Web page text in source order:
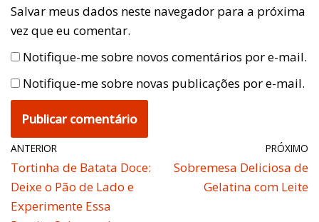
Salvar meus dados neste navegador para a próxima
vez que eu comentar.
Notifique-me sobre novos comentários por e-mail.
Notifique-me sobre novas publicações por e-mail.
ANTERIOR
Tortinha de Batata Doce:
Deixe o Pão de Lado e
Experimente Essa
PRÓXIMO
Sobremesa Deliciosa de
Gelatina com Leite